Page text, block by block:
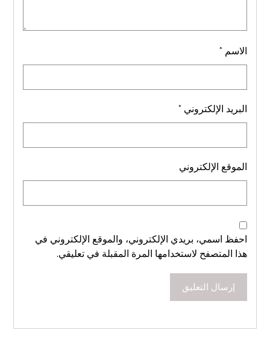
الاسم *
البريد الإلكتروني *
الموقع الإلكتروني
احفظ اسمي، بريدي الإلكتروني، والموقع الإلكتروني في
هذا المتصفح لاستخدامها المرة المقبلة في تعليقي.
إرسال التعليق